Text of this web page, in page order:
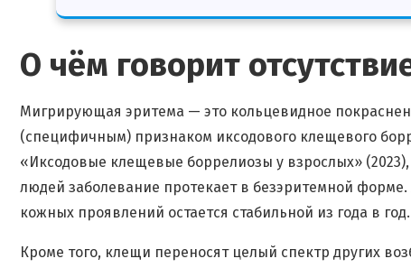
О чём говорит
Мигрирующая эритема — это кольцевидное
(специфичным) признаком иксодового клещевого
«Иксодовые клещевые боррелиозы у взрослых»
людей заболевание протекает в безэритемной
кожных проявлений остается стабильной из года в год.
Кроме того, клещи переносят целый спектр других